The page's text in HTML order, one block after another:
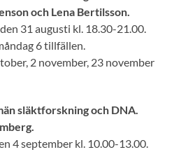
och Lena Bertilsson.
31 augusti kl. 18.30-21.00.
6 tillfällen.
2 november, 23 november
släktforskning och DNA.
4 september kl. 10.00-13.00.